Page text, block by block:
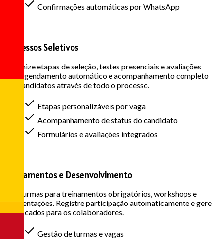
Confirmações automáticas por WhatsApp
Processos Seletivos
Organize etapas de seleção, testes presenciais e avaliações
com agendamento automático e acompanhamento completo
dos candidatos através de todo o processo.
Etapas personalizáveis por vaga
Acompanhamento de status do candidato
Formulários e avaliações integrados
Treinamentos e Desenvolvimento
Crie turmas para treinamentos obrigatórios, workshops e
apresentações. Registre participação automaticamente e gere
certificados para os colaboradores.
Gestão de turmas e vagas